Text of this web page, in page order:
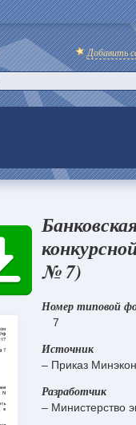
Добавить
№ 7)
Номер типовой
7
Источник
– Приказ
Разработчик
– Министерство